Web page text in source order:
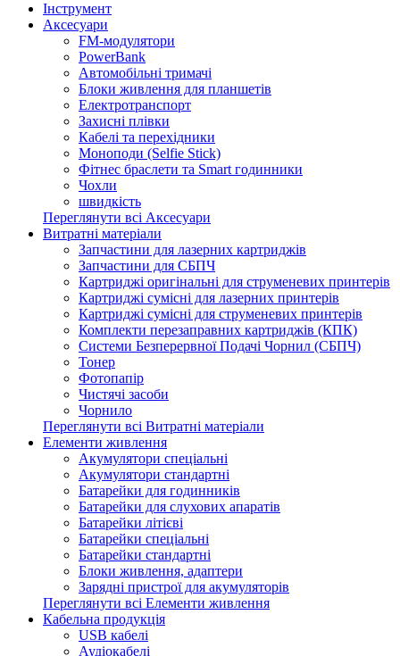
Інструмент
Аксесуари
FM-модулятори
PowerBank
Автомобільні тримачі
Блоки живлення для планшетів
Електротранспорт
Захисні плівки
Кабелі та перехідники
Моноподи (Selfie Stick)
Фітнес браслети та Smart годинники
Чохли
швидкість
Переглянути всі Аксесуари
Витратні матеріали
Запчастини для лазерних картриджів
Запчастини для СБПЧ
Картриджі оригінальні для струменевих принтерів
Картриджі сумісні для лазерних принтерів
Картриджі сумісні для струменевих принтерів
Комплекти перезаправних картриджів (КПК)
Системи Безперервної Подачі Чорнил (СБПЧ)
Тонер
Фотопапір
Чистячі засоби
Чорнило
Переглянути всі Витратні матеріали
Елементи живлення
Акумулятори спеціальні
Акумулятори стандартні
Батарейки для годинників
Батарейки для слухових апаратів
Батарейки літієві
Батарейки спеціальні
Батарейки стандартні
Блоки живлення, адаптери
Зарядні пристрої для акумуляторів
Переглянути всі Елементи живлення
Кабельна продукція
USB кабелі
Аудіокабелі